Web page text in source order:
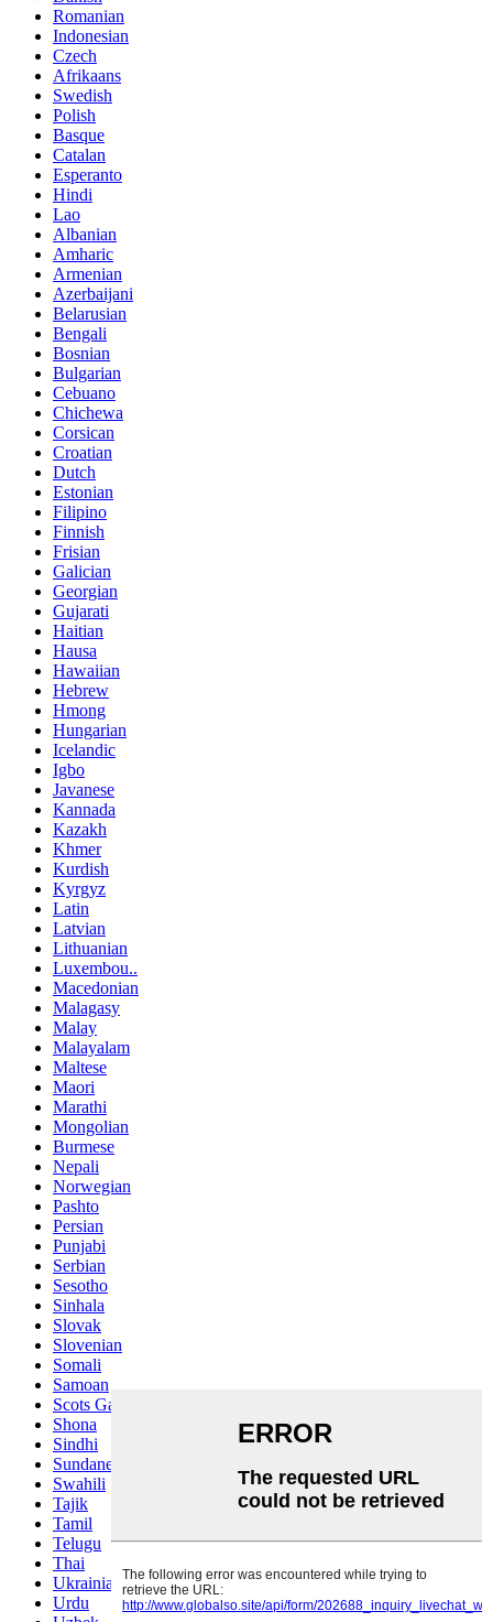
Romanian
Indonesian
Czech
Afrikaans
Swedish
Polish
Basque
Catalan
Esperanto
Hindi
Lao
Albanian
Amharic
Armenian
Azerbaijani
Belarusian
Bengali
Bosnian
Bulgarian
Cebuano
Chichewa
Corsican
Croatian
Dutch
Estonian
Filipino
Finnish
Frisian
Galician
Georgian
Gujarati
Haitian
Hausa
Hawaiian
Hebrew
Hmong
Hungarian
Icelandic
Igbo
Javanese
Kannada
Kazakh
Khmer
Kurdish
Kyrgyz
Latin
Latvian
Lithuanian
Luxembou..
Macedonian
Malagasy
Malay
Malayalam
Maltese
Maori
Marathi
Mongolian
Burmese
Nepali
Norwegian
Pashto
Persian
Punjabi
Serbian
Sesotho
Sinhala
Slovak
Slovenian
Somali
Samoan
Scots Gaelic
Shona
Sindhi
Sundanese
Swahili
Tajik
Tamil
Telugu
Thai
Ukrainian
Urdu